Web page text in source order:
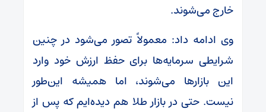
خارج می‌شوند.
وی ادامه داد: معمولاً تصور می‌شود در چنین
شرایطی سرمایه‌ها برای حفظ ارزش خود وارد
این بازارها می‌شوند، اما همیشه این‌طور
نیست. حتی در بازار طلا هم دیده‌ایم که پس از